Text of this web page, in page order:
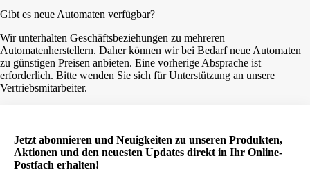
Gibt es neue Automaten verfügbar?
Wir unterhalten Geschäftsbeziehungen zu mehreren
Automatenherstellern. Daher können wir bei Bedarf neue Automaten
zu günstigen Preisen anbieten. Eine vorherige Absprache ist
erforderlich. Bitte wenden Sie sich für Unterstützung an unsere
Vertriebsmitarbeiter.
Jetzt abonnieren und Neuigkeiten zu unseren Produkten,
Aktionen und den neuesten Updates direkt in Ihr Online-
Postfach erhalten!